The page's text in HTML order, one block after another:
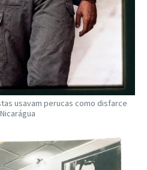
usavam perucas como disfarce